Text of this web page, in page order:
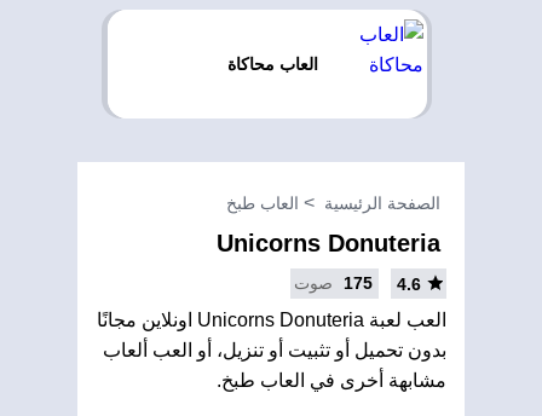
العاب محاكاة
الصفحة الرئيسية العاب طبخ
Unicorns Donuteria
4.6
175 صوت
العب لعبة Unicorns Donuteria اونلاين مجانًا
بدون تحميل أو تثبيت أو تنزيل، أو العب ألعاب
مشابهة أخرى في العاب طبخ.